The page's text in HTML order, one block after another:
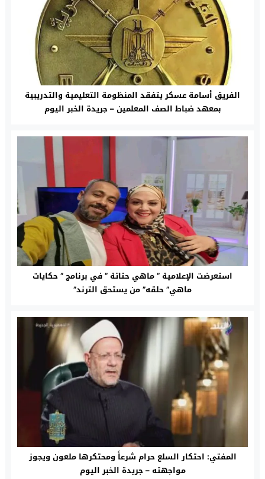
الفريق أسامة عسكر يتفقد المنظومة التعليمية والتدريبية
بمعهد ضباط الصف المعلمين – جريدة الخبر اليوم
استعرضت الإعلامية ” ماهي حتاتة ” في برنامج ” حكايات
ماهي” حلقه” من يستحق الترند”
المفتي: احتكار السلع حرام شرعاً ومحتكرها ملعون ويجوز
مواجهته – جريدة الخبر اليوم